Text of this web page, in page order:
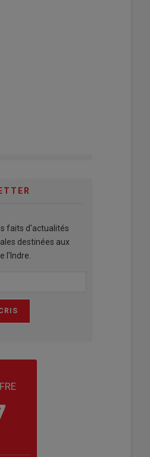
faits d'actualités
destinées aux
l'Indre.